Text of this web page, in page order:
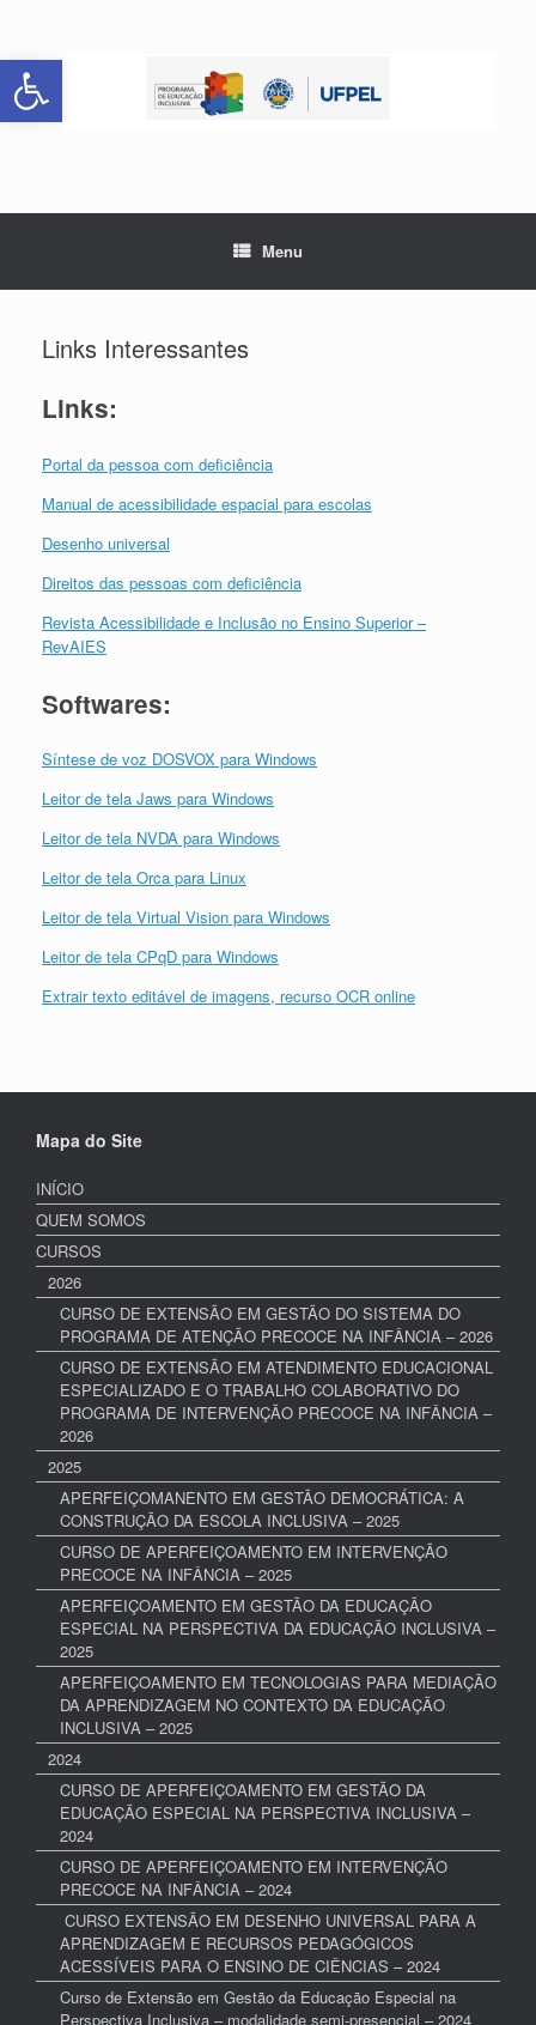
Abrir a barra de ferramentas
content
Menu
Links Interessantes
Links:
Portal da pessoa com deficiência
Manual de acessibilidade espacial para escolas
Desenho universal
Direitos das pessoas com deficiência
Revista Acessibilidade e Inclusão no Ensino Superior –
RevAIES
Softwares:
Síntese de voz DOSVOX para Windows
Leitor de tela Jaws para Windows
Leitor de tela NVDA para Windows
Leitor de tela Orca para Linux
Leitor de tela Virtual Vision para Windows
Leitor de tela CPqD para Windows
Extrair texto editável de imagens, recurso OCR online
Mapa do Site
INÍCIO
QUEM SOMOS
CURSOS
2026
CURSO DE EXTENSÃO EM GESTÃO DO SISTEMA DO
PROGRAMA DE ATENÇÃO PRECOCE NA INFÂNCIA – 2026
CURSO DE EXTENSÃO EM ATENDIMENTO EDUCACIONAL
ESPECIALIZADO E O TRABALHO COLABORATIVO DO
PROGRAMA DE INTERVENÇÃO PRECOCE NA INFÂNCIA –
2026
2025
APERFEIÇOMANENTO EM GESTÃO DEMOCRÁTICA: A
CONSTRUÇÃO DA ESCOLA INCLUSIVA – 2025
CURSO DE APERFEIÇOAMENTO EM INTERVENÇÃO
PRECOCE NA INFÂNCIA – 2025
APERFEIÇOAMENTO EM GESTÃO DA EDUCAÇÃO
ESPECIAL NA PERSPECTIVA DA EDUCAÇÃO INCLUSIVA –
2025
APERFEIÇOAMENTO EM TECNOLOGIAS PARA MEDIAÇÃO
DA APRENDIZAGEM NO CONTEXTO DA EDUCAÇÃO
INCLUSIVA – 2025
2024
CURSO DE APERFEIÇOAMENTO EM GESTÃO DA
EDUCAÇÃO ESPECIAL NA PERSPECTIVA INCLUSIVA –
2024
CURSO DE APERFEIÇOAMENTO EM INTERVENÇÃO
PRECOCE NA INFÂNCIA – 2024
CURSO EXTENSÃO EM DESENHO UNIVERSAL PARA A
APRENDIZAGEM E RECURSOS PEDAGÓGICOS
ACESSÍVEIS PARA O ENSINO DE CIÊNCIAS – 2024
Curso de Extensão em Gestão da Educação Especial na
Perspectiva Inclusiva – modalidade semi-presencial – 2024